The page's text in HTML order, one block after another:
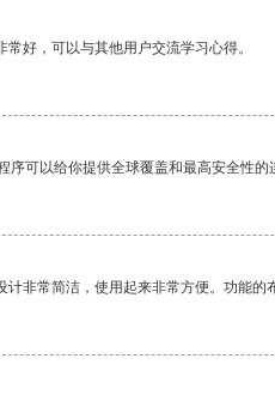
好，可以与其他用户交流学习心得。
序可以给你提供全球覆盖和最高安全性的
计非常简洁，使用起来非常方便。功能的